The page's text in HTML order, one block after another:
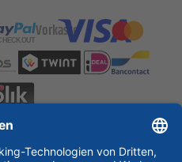
Vorkasse
new